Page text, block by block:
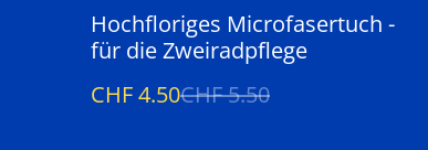
%
Hochfloriges Microfasertuch -
für die Zweiradpflege
CHF 4.50CHF 5.50